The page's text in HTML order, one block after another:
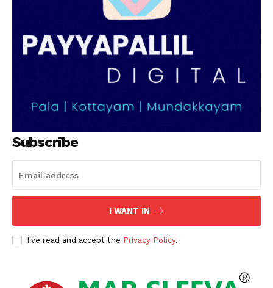
SUBSCRIBE NOW
PALA VISION
Contact us
Subscription Plans
My account
Subscribe
I WANT IN
I've read and accept the Privacy Policy.